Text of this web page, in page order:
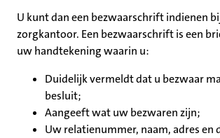
U kunt dan een bezwaarschrift indienen
zorgkantoor. Een bezwaarschrift is een
uw handtekening waarin u:
Duidelijk vermeldt dat u bezwaar
besluit;
Aangeeft wat uw bezwaren zijn;
Uw relatienummer, naam, adres en